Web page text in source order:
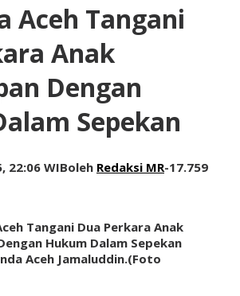
Aceh Tangani
Anak
Dengan
Sepekan
22:06 WIBoleh Redaksi MR-17.759
Aceh Jamaluddin.(Foto